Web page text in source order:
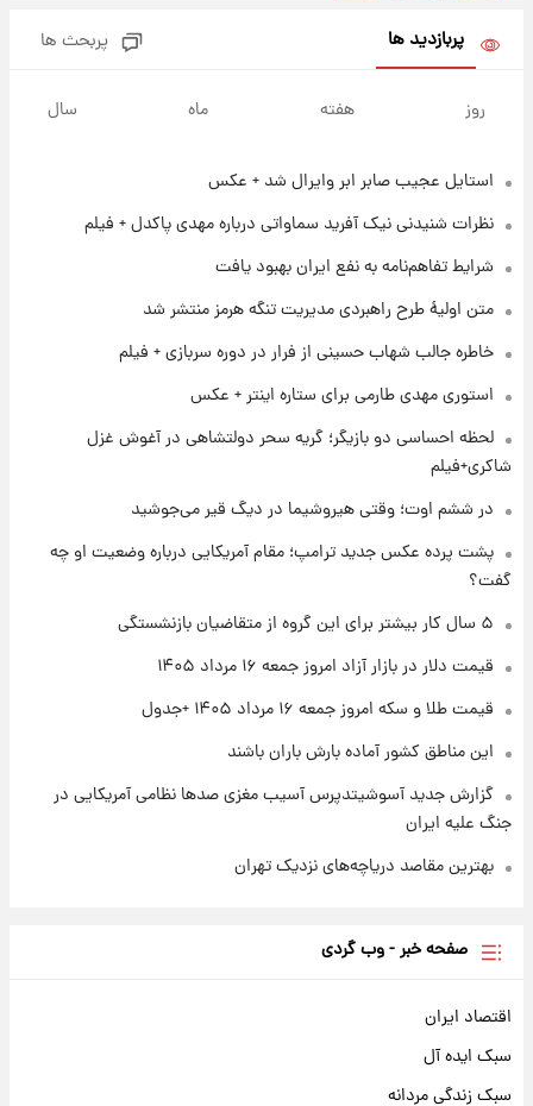
شد+فیلم
۱ روز پیش
امروز پنجشنبه ۱۵ مرداد ۱۴۰۵ +جدول
قیمت طلا و سکه امروز پنجشنبه ۱۵ مرداد ۱۴۰۵
۱ روز پیش
شارژ جدید کالابرگ برای سه دهک؛ جزئیات اعلام
شد
۱ روز پیش
شرایط تازه فروش اقساطی سایپا اعلام شد؛
شاهین، کوییک، اطلس، سهند و ساینا با اقساط
۱ روز پیش
قیمت سکه و طلا فردا
پربازدید ها پربحث ها
روز هفته ماه سال
استایل عجیب صابر ابر وایرال شد + عکس
نظرات شنیدنی نیک آفرید سماواتی درباره مهدی پاکدل + فیلم
شرایط تفاهم‌نامه به نفع ایران بهبود یافت
متن اولیۀ طرح راهبردی مدیریت تنگه هرمز منتشر شد
خاطره جالب شهاب حسینی از فرار در دوره سربازی + فیلم
استوری مهدی طارمی برای ستاره اینتر + عکس
لحظه احساسی دو بازیگر؛ گریه سحر دولتشاهی در آغوش غزل
شاکری+فیلم
در ششم اوت؛ وقتی هیروشیما در دیگ قیر می‌جوشید
پشت پرده عکس جدید ترامپ؛ مقام آمریکایی درباره وضعیت او چه
گفت؟
۵ سال کار بیشتر برای این گروه از متقاضیان بازنشستگی
قیمت دلار در بازار آزاد امروز جمعه ۱۶ مرداد ۱۴۰۵
قیمت طلا و سکه امروز جمعه ۱۶ مرداد ۱۴۰۵ +جدول
این مناطق کشور آماده بارش باران باشند
گزارش جدید آسوشیتدپرس آسیب مغزی صدها نظامی آمریکایی در
جنگ علیه ایران
بهترین مقاصد دریاچه‌های نزدیک تهران
صفحه خبر - وب گردی
اقتصاد ایران
سبک ایده آل
سبک زندگی مردانه